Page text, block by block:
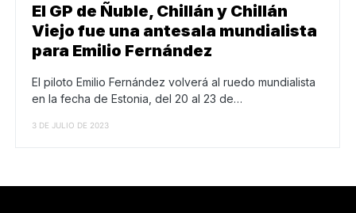
El GP de Ñuble, Chillán y Chillán
Viejo fue una antesala mundialista
para Emilio Fernández
El piloto Emilio Fernández volverá al ruedo mundialista
en la fecha de Estonia, del 20 al 23 de…
3 DE JULIO DE 2023